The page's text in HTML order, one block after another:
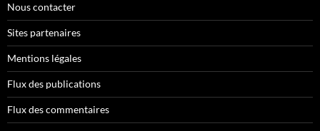
Nous contacter
Sites partenaires
Mentions légales
Flux des publications
Flux des commentaires